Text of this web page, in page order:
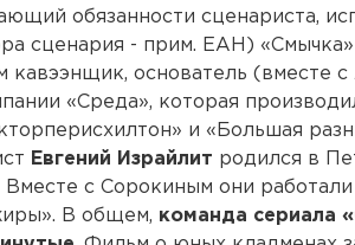
обязанности сценариста,
сценария - прим. ЕАН)
кавээнщик, основатель (вместе
«Среда», которая
и «Большая
Евгений Израйлит родился в
Вместе с Сорокиным они
В общем, команда сериала